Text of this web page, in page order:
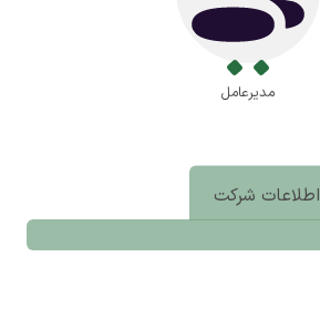
مدیرعامل
اطلاعات شرکت